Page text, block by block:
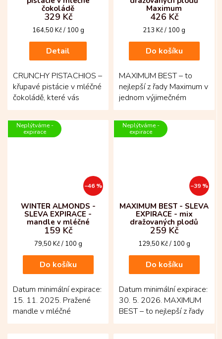
čokoládě
329 Kč
Měrná
164,50 Kč / 100 g
Detail
CRUNCHY PISTACHIOS –
křupavé pistácie v mléčné
čokoládě, které vás
nenechají jen u jednoho
sousta! Spojení čerstvě...
Maximum
426 Kč
Měrná
213 Kč / 100 g
Do košíku
MAXIMUM BEST – to
nejlepší z řady Maximum v
jednom výjimečném
balení! Pestrý výběr
dražovaných delikates
spojuje...
Neplýtváme -
expirace
–46 %
WINTER ALMONDS -
SLEVA EXPIRACE -
mandle v mléčné
čokoládě a skořici
159 Kč
Měrná
79,50 Kč / 100 g
Do košíku
Datum minimální expirace:
15. 11. 2025. Pražené
mandle v mléčné
čokoládě a skořici.
Neplýtváme -
expirace
–39 %
MAXIMUM BEST - SLEVA
EXPIRACE - mix
dražovaných plodů
Maximum
259 Kč
Měrná
129,50 Kč / 100 g
Do košíku
Datum minimální expirace:
30. 5. 2026. MAXIMUM
BEST – to nejlepší z řady
Maximum v jednom
výjimečném balení!